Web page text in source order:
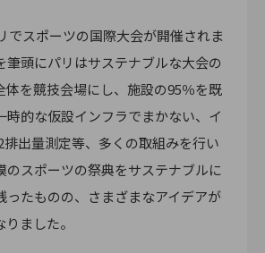
でスポーツの国際大会が開催されま
筆頭にパリはサステナブルな大会の
体を競技会場にし、施設の95％を既
時的な仮設インフラでまかない、イ
排出量測定等、多くの取組みを行い
のスポーツの祭典をサステナブルに
ったものの、さまざまなアイデアが
ました。